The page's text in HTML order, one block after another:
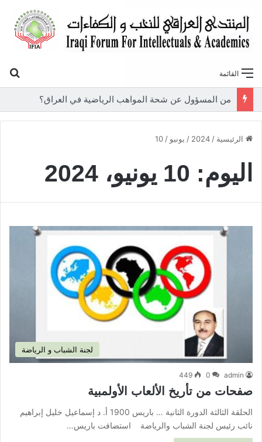
القائمة
من المسؤول عن شحة المواهب الرياضية في العراق؟
الرئيسية /
2024
/ يونيو /
10
اليوم: 10 يونيو، 2024
لجنة الشباب و الرياضة
admin
0
449
صفحات من تأريخ الألعاب الأولمبية
الحلقة الثالثة الدورة الثانية … باريس 1900 أ. د إسماعيل خليل إبراهيم
نائب رئيس لجنة الشباب والرياضة استضافت باريس…